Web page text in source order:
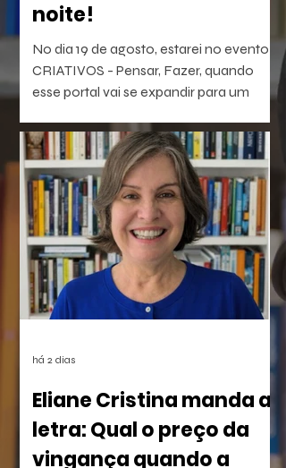
noite!
No dia 19 de agosto, estarei no evento
CRIATIVOS - Pensar, Fazer, quando
esse portal vai se expandir para um
O evento será híbrido, no Colégio
Brasileiro de Altos Estudos (CBAE /
UFRJ), das 15:30 às 18;00. Os links
estarão disponíveis em breve aqui e nas
redes.
Eliane Cristina manda a
letra: Qual o preço da
vingança quando a
há 2 dias